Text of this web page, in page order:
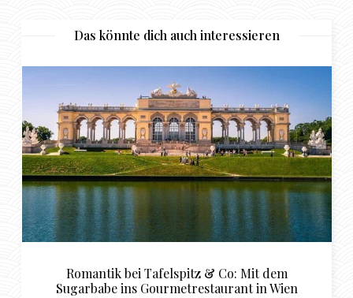
Das könnte dich auch interessieren
in Wien
Luxuriöse Restaurant
perfekte Sugardaddy und